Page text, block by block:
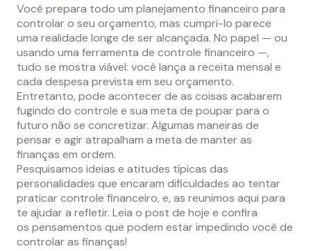
Você prepara todo um planejamento financeiro para
controlar o seu orçamento, mas cumpri-lo parece
uma realidade longe de ser alcançada. No papel — ou
usando uma ferramenta de controle financeiro —,
tudo se mostra viável: você lança a receita mensal e
cada despesa prevista em seu orçamento.
Entretanto, pode acontecer de as coisas acabarem
fugindo do controle e sua meta de poupar para o
futuro não se concretizar. Algumas maneiras de
pensar e agir atrapalham a meta de manter as
finanças em ordem.
Pesquisamos ideias e atitudes típicas das
personalidades que encaram dificuldades ao tentar
praticar controle financeiro, e, as reunimos aqui para
te ajudar a refletir. Leia o post de hoje e confira
os pensamentos que podem estar impedindo você de
controlar as finanças!